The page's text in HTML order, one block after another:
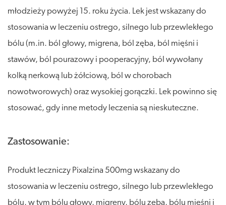
młodzieży powyżej 15. roku życia. Lek jest wskazany do
stosowania w leczeniu ostrego, silnego lub przewlekłego
bólu (m.in. ból głowy, migrena, ból zęba, ból mięśni i
stawów, ból pourazowy i pooperacyjny, ból wywołany
kolką nerkową lub żółciową, ból w chorobach
nowotworowych) oraz wysokiej gorączki. Lek powinno się
stosować, gdy inne metody leczenia są nieskuteczne.
Zastosowanie:
Produkt leczniczy Pixalzina 500mg wskazany do
stosowania w leczeniu ostrego, silnego lub przewlekłego
bólu, w tym bólu głowy, migreny, bólu zęba, bólu mięśni i